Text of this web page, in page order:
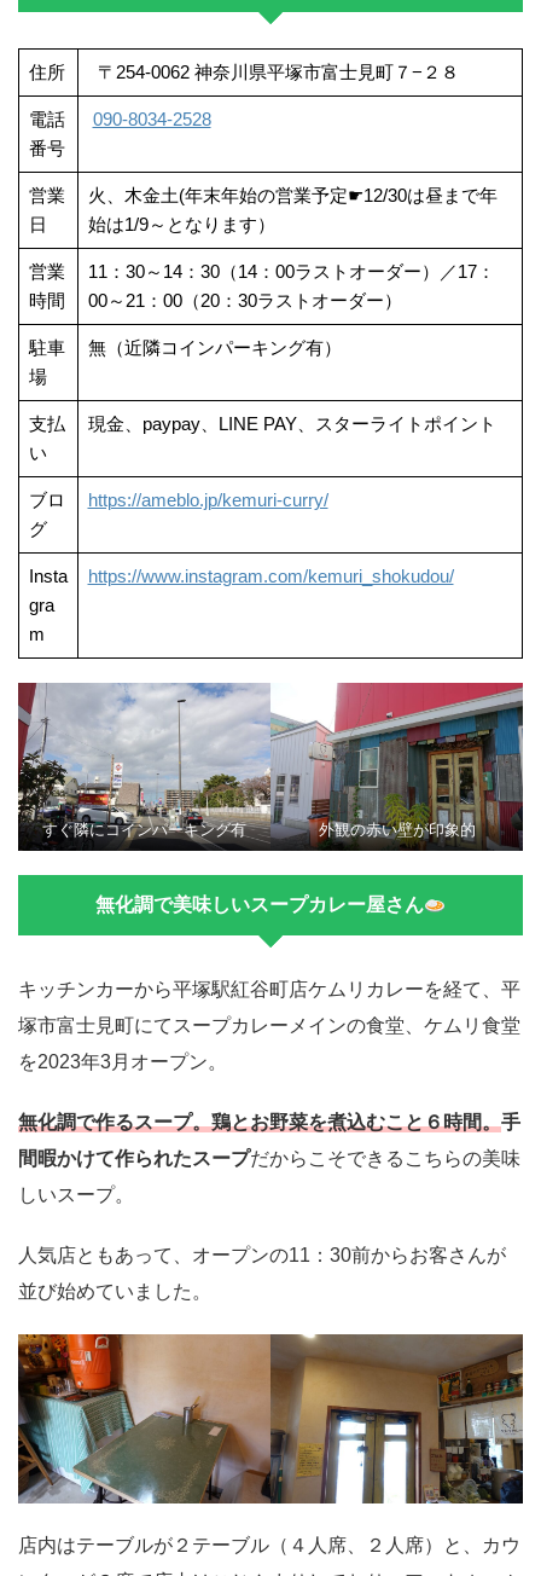
住所 〒254-0062 神奈川県平塚市富士見町７−２８
電話
番号
090-8034-2528
営業
日
火、木金土(年末年始の営業予定☛12/30は昼まで年
始は1/9～となります）
営業
時間
11：30～14：30（14：00ラストオーダー）／17：
00～21：00（20：30ラストオーダー）
駐車
場
無（近隣コインパーキング有）
支払
い
現金、paypay、LINE PAY、スターライトポイント
ブロ
グ
https://ameblo.jp/kemuri-curry/
Insta
gra
m
https://www.instagram.com/kemuri_shokudou/
すぐ隣にコインパーキング有 外観の赤い壁が印象的
無化調で美味しいスープカレー屋さん
キッチンカーから平塚駅紅谷町店ケムリカレーを経て、平
塚市富士見町にてスープカレーメインの食堂、ケムリ食堂
を2023年3月オープン。
無化調で作るスープ。鶏とお野菜を煮込むこと６時間。手
間暇かけて作られたスープだからこそできるこちらの美味
しいスープ。
人気店ともあって、オープンの11：30前からお客さんが
並び始めていました。
店内はテーブルが２テーブル（４人席、２人席）と、カウ